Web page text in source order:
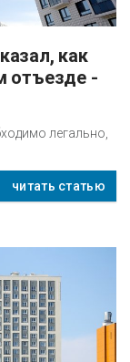
отъезде -
легально,
читать статью